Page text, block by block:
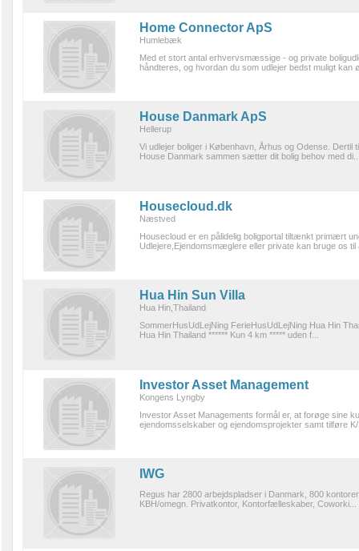
Home Connector ApS
Humlebæk
Med et stort antal erhvervsmæssige - og private
håndteres, og hvordan du som udlejer bedst muligt kan
House Danmark ApS
Hellerup
Vi udlejer boliger i København, Århus og Odense.
House Danmark sammen sætter dit bolig behov med
Housecloud.dk
Næstved
Housecloud er en pålidelig boligportal tiltænkt primært
Udlejere,Ejendomsmæglere eller private kan bruge os
Hua Hin Sun Villa
Hua Hin,Thailand
SommerHusUdLejNing FerieHusUdLejNing Hua Hin
Hua Hin Thailand ****** Kun 4 km ***** uden f...
Investor Asset Management
Kongens Lyngby
Investor Asset Managements formål er, at forøge sine
ejendomsselskaber og ejendomsprojekter samt tilføre
IWG
Regus har 2800 arbejdspladser i Danmark, 800
KBH/omegn. Privatkontor, Kontorfælleskaber, Coworki...